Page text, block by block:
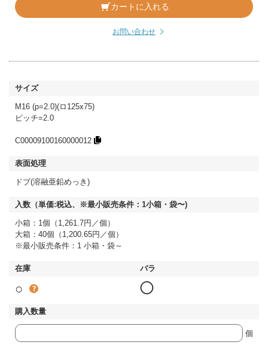
カートに入れる
お問い合わせ
M16 (p=2.0)(ロ125x75)
ピッチ=2.0
C00009100160000012
ドブ(溶融亜鉛めっき)
小箱：1個（1,261.7円／個）
大箱：40個（1,200.65円／個）
※最小販売条件：1 小箱・袋～
○ ◯
個